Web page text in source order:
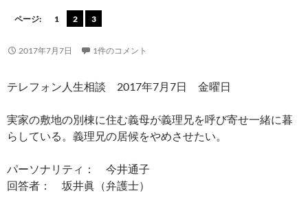
ページ: 1 2 3
2017年7月7日 1件のコメント
テレフォン人生相談 2017年7月7日 金曜日
実家の敷地の別棟に住む義母が義理兄を呼び寄せ一緒に暮
らしている。義理兄の居候をやめさせたい。
パーソナリティ： 今井通子
回答者： 坂井眞（弁護士）